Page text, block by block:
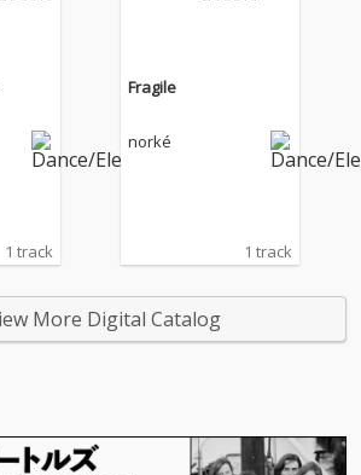
1 track
Fragile
norké
1 track
More Digital Catalog